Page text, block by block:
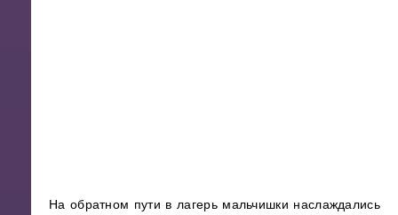
На обратном пути в лагерь мальчишки наслаждались